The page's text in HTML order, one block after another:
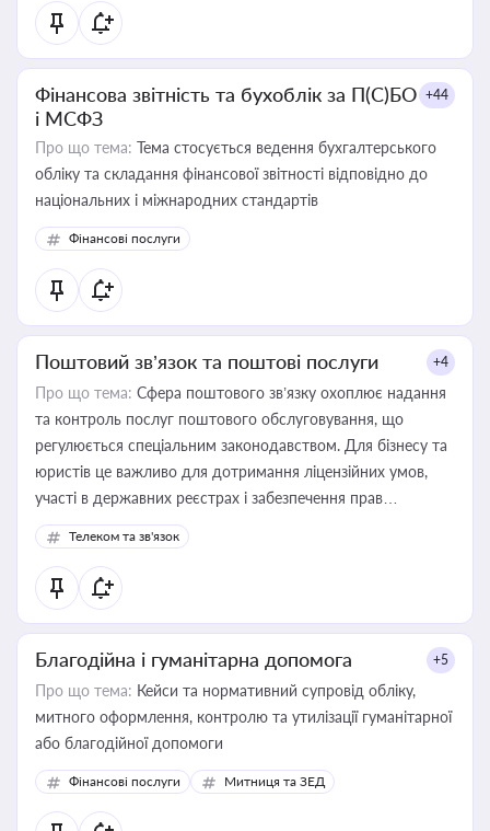
Фінансова звітність та бухоблік за П(С)БО
і МСФЗ
+44
Про що тема: Тема стосується ведення бухгалтерського
обліку та складання фінансової звітності відповідно до
національних і міжнародних стандартів
Фінансові послуги
Поштовий зв’язок та поштові послуги +4
Про що тема: Сфера поштового зв’язку охоплює надання
та контроль послуг поштового обслуговування, що
регулюється спеціальним законодавством. Для бізнесу та
юристів це важливо для дотримання ліцензійних умов,
участі в державних реєстрах і забезпечення прав
споживачів.
Телеком та зв'язок
Благодійна і гуманітарна допомога +5
Про що тема: Кейси та нормативний супровід обліку,
митного оформлення, контролю та утилізації гуманітарної
або благодійної допомоги
Фінансові послуги Митниця та ЗЕД